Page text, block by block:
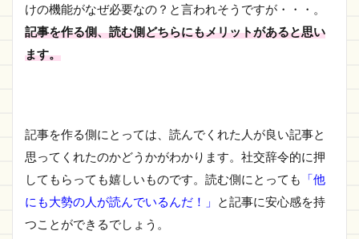
Out Of
Ratings
Ratings
Logging
Method
1.1.3
WP-
PostRatings
けの機能がなぜ必要なの？と言われそうですが・・・。
記事を作る側、読む側どちらにもメリットがあると思い
ます。
記事を作る側にとっては、読んでくれた人が良い記事と
思ってくれたのかどうかがわかります。社交辞令的に押
してもらっても嬉しいものです。読む側にとっても
「他
にも大勢の人が読んでいるんだ！」
と記事に安心感を持
つことができるでしょう。